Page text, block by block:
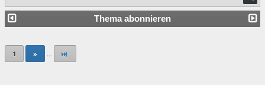
Thema abonnieren
1 » ...